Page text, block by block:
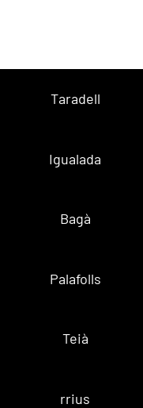
Taradell
Igualada
Bagà
Palafolls
Teià
rrius